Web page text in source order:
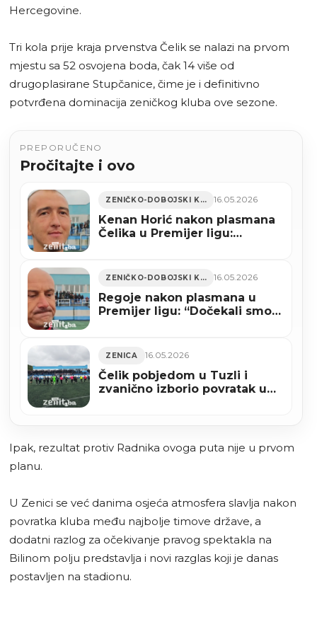
Hercegovine.
Tri kola prije kraja prvenstva Čelik se nalazi na prvom
mjestu sa 52 osvojena boda, čak 14 više od
drugoplasirane Stupčanice, čime je i definitivno
potvrđena dominacija zeničkog kluba ove sezone.
PREPORUČENO
Pročitajte i ovo
ZENIČKO-DOBOJSKI KANTON 16.05.2026
Kenan Horić nakon plasmana
Čelika u Premijer ligu:
ZENIČKO-DOBOJSKI KANTON 16.05.2026
Regoje nakon plasmana u
Premijer ligu: “Dočekali smo
ZENICA 16.05.2026
Čelik pobjedom u Tuzli i
zvanično izborio povratak u
Ipak, rezultat protiv Radnika ovoga puta nije u prvom
planu.
U Zenici se već danima osjeća atmosfera slavlja nakon
povratka kluba među najbolje timove države, a
dodatni razlog za očekivanje pravog spektakla na
Bilinom polju predstavlja i novi razglas koji je danas
postavljen na stadionu.